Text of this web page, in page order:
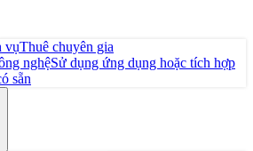
vụThuê chuyên gia
nghệSử dụng ứng dụng hoặc tích hợp
sẵn